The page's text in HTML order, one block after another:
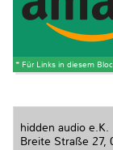
* Für Links in diesem
hidden audio e.K.
Breite Straße 27,